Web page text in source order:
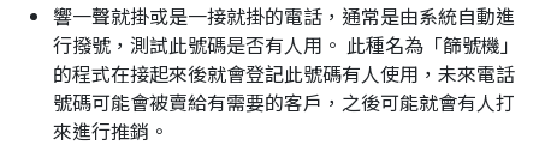
響一聲就掛或是一接就掛的電話，通常是由系統自動進
行撥號，測試此號碼是否有人用。 此種名為「篩號機」
的程式在接起來後就會登記此號碼有人使用，未來電話
號碼可能會被賣給有需要的客戶，之後可能就會有人打
來進行推銷。